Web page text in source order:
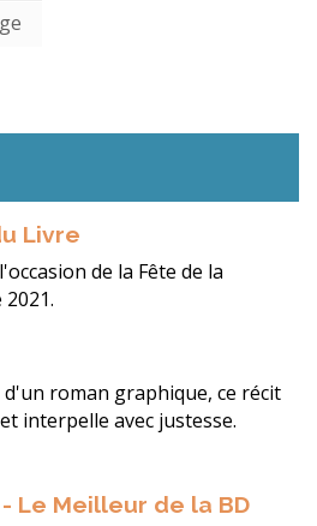
Livre
de la Fête de la
roman graphique, ce récit
interpelle avec justesse.
Le Meilleur de la BD